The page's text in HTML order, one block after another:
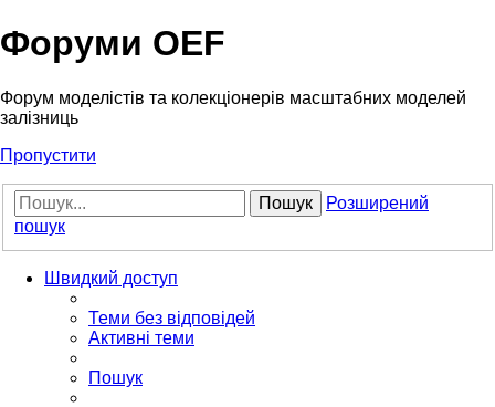
Форуми OEF
Форум моделістів та колекціонерів масштабних моделей
залізниць
Пропустити
Пошук
Розширений
пошук
Швидкий доступ
Теми без відповідей
Активні теми
Пошук